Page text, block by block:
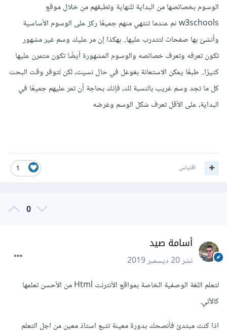
الوسوم بخصائصها من البداية للنهاية وتطبقهم من خلال موقع
w3schools ثم عندما تنتهي منهم جميعًا ركز على الوسوم الأساسية
وأنشئ بها صفحات لتتدرب عليها.. بهكذا إن مر عليك وسم غير مشهور
تكون تعرفه وتعرف خصائصه والوسوم المشهورة أيضًا تكون متمرن عليها
كثيرًا.. طبعًا يمكن الاستعانة بغوغل في حال نسيت، لكن لتوفر وقت البحث
كل ما تجد وسم غريب بالنسبة لك، فإنك بحاجة أن تمر عليهم جميعًا في
البداية، على الأقل تعرف شكل الوسم وغرضه
1 اقتباس
0
أسامة صيد
نشر20 ديسمبر 2019
لتعلم اللغة الوصفية الخاصة بمواقع الأنترنت Html من الأحسن تعلمها
كالآتي.
اذا كنت مبتدئ فأنصحك بدورة معينة تتبع استاذ معين من اجل التعلم